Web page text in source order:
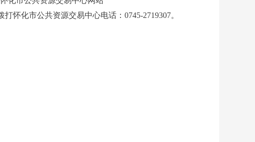
怀化市公共资源交易中心电话：0745-2719307。